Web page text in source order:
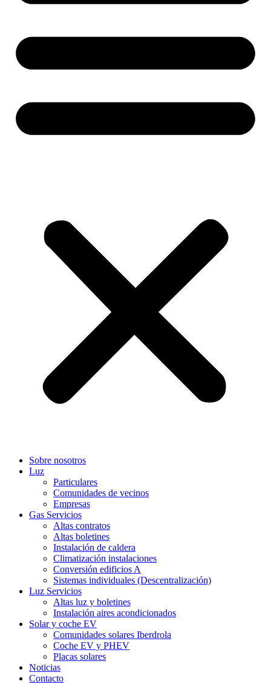
Sobre nosotros
Luz
Particulares
Comunidades de vecinos
Empresas
Gas Servicios
Altas contratos
Altas boletines
Instalación de caldera
Climatización instalaciones
Conversión edificios A
Sistemas individuales (Descentralización)
Luz Servicios
Altas luz y boletines
Instalación aires acondicionados
Solar y coche EV
Comunidades solares Iberdrola
Coche EV y PHEV
Placas solares
Noticias
Contacto